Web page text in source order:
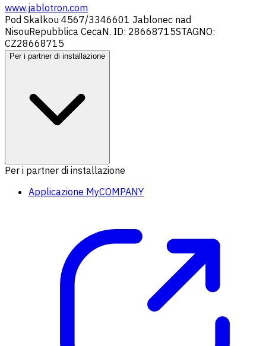
www.jablotron.com
Pod Skalkou 4567/3346601 Jablonec nad
NisouRepubblica CecaN. ID: 28668715STAGNO:
CZ28668715
Per i partner di installazione
Per i partner di installazione
Applicazione MyCOMPANY